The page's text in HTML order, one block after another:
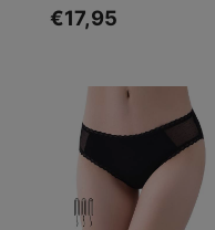
€17,95